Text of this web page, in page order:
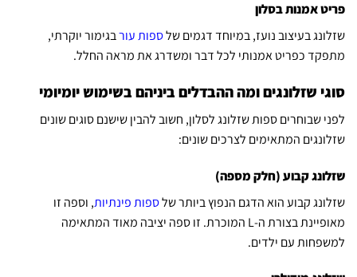
פריט אמנות בסלון
שזלונג בעיצוב נועז, במיוחד דגמים שלספות עורבגימור יוקרתי,
מתפקד כפריט אמנותי לכל דבר ומשדרג את מראה החלל.
סוגי שזלונגים ומה ההבדלים ביניהם בשימוש יומיומי
לפני שבוחרים ספות שזלונג לסלון, חשוב להבין שישנם סוגים שונים
שזלונגים המתאימים לצרכים שונים:
שזלונג קבוע (חלק מספה)
שזלונג קבוע הוא הדגם הנפוץ ביותר שלספות פינתיות, וספה זו
מאופיינת בצורת ה-L המוכרת. זו ספה יציבה מאוד המתאימה
למשפחות עם ילדים.